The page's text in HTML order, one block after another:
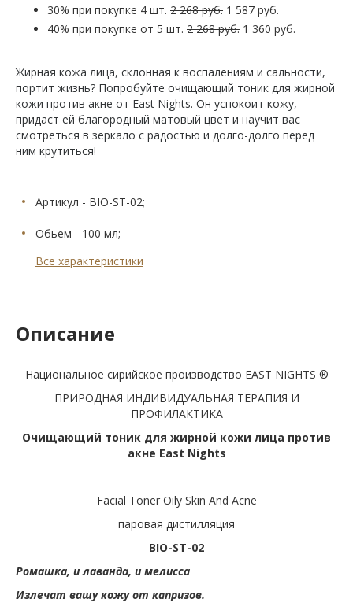
30% при покупке 4 шт. 2 268 руб. 1 587 руб.
40% при покупке от 5 шт. 2 268 руб. 1 360 руб.
Жирная кожа лица, склонная к воспалениям и сальности,
портит жизнь? Попробуйте очищающий тоник для жирной
кожи против акне от East Nights. Он успокоит кожу,
придаст ей благородный матовый цвет и научит вас
смотреться в зеркало с радостью и долго-долго перед
ним крутиться!
Артикул - BIO-ST-02;
Обьем - 100 мл;
Все характеристики
Описание
Национальное сирийское производство EAST NIGHTS ®
ПРИРОДНАЯ ИНДИВИДУАЛЬНАЯ ТЕРАПИЯ И
ПРОФИЛАКТИКА
Очищающий тоник для жирной кожи лица против
акне East Nights
Facial Toner Oily Skin And Acne
паровая дистилляция
BIO-ST-02
Ромашка, и лаванда, и мелисса
Излечат вашу кожу от капризов.